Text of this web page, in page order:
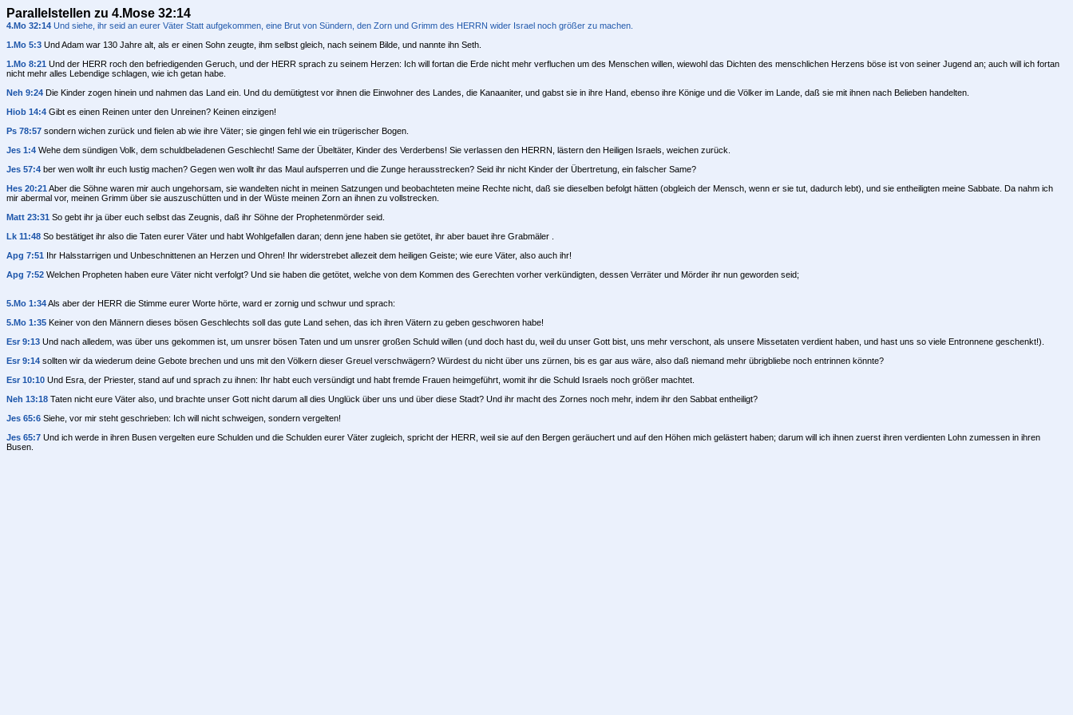
Parallelstellen zu 4.Mose 32:14
4.Mo 32:14 Und siehe, ihr seid an eurer Väter Statt aufgekommen, eine Brut von Sündern, den Zorn und Grimm des HERRN wider Israel noch größer zu machen.
1.Mo 5:3 Und Adam war 130 Jahre alt, als er einen Sohn zeugte, ihm selbst gleich, nach seinem Bilde, und nannte ihn Seth.
1.Mo 8:21 Und der HERR roch den befriedigenden Geruch, und der HERR sprach zu seinem Herzen: Ich will fortan die Erde nicht mehr verfluchen um des Menschen willen, wiewohl das Dichten des menschlichen Herzens böse ist von seiner Jugend an; auch will ich fortan
nicht mehr alles Lebendige schlagen, wie ich getan habe.
Neh 9:24 Die Kinder zogen hinein und nahmen das Land ein. Und du demütigtest vor ihnen die Einwohner des Landes, die Kanaaniter, und gabst sie in ihre Hand, ebenso ihre Könige und die Völker im Lande, daß sie mit ihnen nach Belieben handelten.
Hiob 14:4 Gibt es einen Reinen unter den Unreinen? Keinen einzigen!
Ps 78:57 sondern wichen zurück und fielen ab wie ihre Väter; sie gingen fehl wie ein trügerischer Bogen.
Jes 1:4 Wehe dem sündigen Volk, dem schuldbeladenen Geschlecht! Same der Übeltäter, Kinder des Verderbens! Sie verlassen den HERRN, lästern den Heiligen Israels, weichen zurück.
Jes 57:4 ber wen wollt ihr euch lustig machen? Gegen wen wollt ihr das Maul aufsperren und die Zunge herausstrecken? Seid ihr nicht Kinder der Übertretung, ein falscher Same?
Hes 20:21 Aber die Söhne waren mir auch ungehorsam, sie wandelten nicht in meinen Satzungen und beobachteten meine Rechte nicht, daß sie dieselben befolgt hätten (obgleich der Mensch, wenn er sie tut, dadurch lebt), und sie entheiligten meine Sabbate. Da nahm ich
mir abermal vor, meinen Grimm über sie auszuschütten und in der Wüste meinen Zorn an ihnen zu vollstrecken.
Matt 23:31 So gebt ihr ja über euch selbst das Zeugnis, daß ihr Söhne der Prophetenmörder seid.
Lk 11:48 So bestätiget ihr also die Taten eurer Väter und habt Wohlgefallen daran; denn jene haben sie getötet, ihr aber bauet ihre Grabmäler .
Apg 7:51 Ihr Halsstarrigen und Unbeschnittenen an Herzen und Ohren! Ihr widerstrebet allezeit dem heiligen Geiste; wie eure Väter, also auch ihr!
Apg 7:52 Welchen Propheten haben eure Väter nicht verfolgt? Und sie haben die getötet, welche von dem Kommen des Gerechten vorher verkündigten, dessen Verräter und Mörder ihr nun geworden seid;
5.Mo 1:34Als aber der HERR die Stimme eurer Worte hörte, ward er zornig und schwur und sprach:
5.Mo 1:35 Keiner von den Männern dieses bösen Geschlechts soll das gute Land sehen, das ich ihren Vätern zu geben geschworen habe!
Esr 9:13 Und nach alledem, was über uns gekommen ist, um unsrer bösen Taten und um unsrer großen Schuld willen (und doch hast du, weil du unser Gott bist, uns mehr verschont, als unsere Missetaten verdient haben, und hast uns so viele Entronnene geschenkt!).
Esr 9:14 sollten wir da wiederum deine Gebote brechen und uns mit den Völkern dieser Greuel verschwägern? Würdest du nicht über uns zürnen, bis es gar aus wäre, also daß niemand mehr übrigbliebe noch entrinnen könnte?
Esr 10:10 Und Esra, der Priester, stand auf und sprach zu ihnen: Ihr habt euch versündigt und habt fremde Frauen heimgeführt, womit ihr die Schuld Israels noch größer machtet.
Neh 13:18 Taten nicht eure Väter also, und brachte unser Gott nicht darum all dies Unglück über uns und über diese Stadt? Und ihr macht des Zornes noch mehr, indem ihr den Sabbat entheiligt?
Jes 65:6 Siehe, vor mir steht geschrieben: Ich will nicht schweigen, sondern vergelten!
Jes 65:7 Und ich werde in ihren Busen vergelten eure Schulden und die Schulden eurer Väter zugleich, spricht der HERR, weil sie auf den Bergen geräuchert und auf den Höhen mich gelästert haben; darum will ich ihnen zuerst ihren verdienten Lohn zumessen in ihren
Busen.